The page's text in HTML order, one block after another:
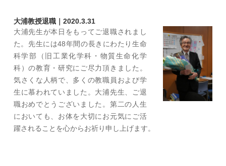
大浦教授退職｜2020.3.31
大浦先生が本日をもってご退職されまし
た。先生には48年間の長きにわたり生命
科学部（旧工業化学科・物質生命化学
科）の教育・研究にご尽力頂きました。
気さくな人柄で、多くの教職員および学
生に慕われていました。大浦先生、ご退
職おめでとうございました。第二の人生
においても、お体を大切にお元気にご活
躍されることを心からお祈り申し上げます。